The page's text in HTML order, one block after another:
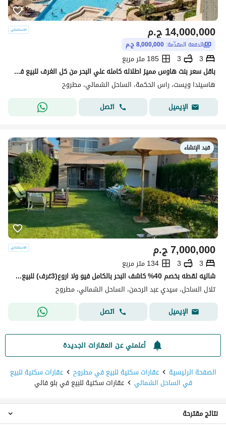
ج.م14,000,000
الدفعة المقدّمة: 8,000,000 ج.م
3
3
185 متر مربع
باقل سعر بنت هاوس مميز اطلاله كامله علي البحر من كل الغرف للبيع في هاسيندا ويست راس الحكمه استلام فوري
هاسيندا ويست، راس الحكمة، الساحل الشمالي، مطروح
الإيميل
اتصل
قيد الإنشاء
ج.م7,000,000
3
3
134 متر مربع
شاليه لقطه بخصم 40% كاشف البحر بالكامل فيو ولا اروع(3غرف) للبيع في تلال الساحل الشمالي Telal north coast بجوار لافيستا كاسكادا ومراسي وامواج وهاسيندا
تلال الساحل، سيدي عبد الرحمن، الساحل الشمالي، مطروح
الإيميل
اتصل
أعلمني عن العقارات الجديدة
الصفحة الرئيسية
عقارات سكنية للبيع في مطروح عقارات سكنية للبيع
في الساحل الشمالي عقارات سكنية للبيع في بلو فالي
نتائج مقترحة